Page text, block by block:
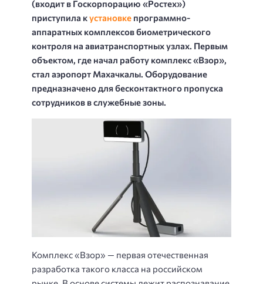
(входит в Госкорпорацию «Ростех»)
приступила кустановке программно-
аппаратных комплексов биометрического
контроля на авиатранспортных узлах. Первым
объектом, где начал работу комплекс «Взор»,
стал аэропорт Махачкалы. Оборудование
предназначено для бесконтактного пропуска
сотрудников в служебные зоны.
Комплекс «Взор» — первая отечественная
разработка такого класса на российском